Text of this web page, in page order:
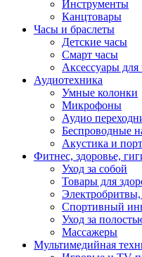
Инструменты
Канцтовары
Часы и браслеты
Детские часы
Смарт часы
Аксессуары для
Аудиотехника
Умные колонки
Микрофоны
Аудио
Беспроводные
Акустика и
Фитнес, здоровье,
Уход за собой
Товары для
Спортивный
Уход за
Массажеры
Мультимедийная